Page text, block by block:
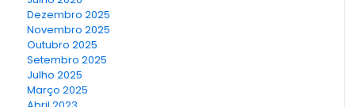
Dezembro 2025
Novembro 2025
Outubro 2025
Setembro 2025
Julho 2025
Março 2025